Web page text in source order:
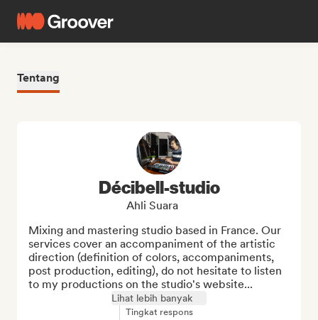
Tentang
Décibell-studio
Ahli Suara
Mixing and mastering studio based in France. Our
services cover an accompaniment of the artistic
direction (definition of colors, accompaniments,
post production, editing), do not hesitate to listen
to my productions on the studio's website...
Lihat lebih banyak
Tingkat respons